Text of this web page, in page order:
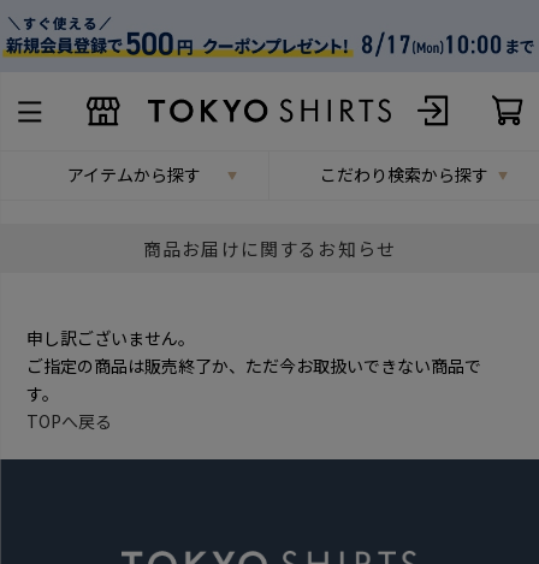
アイテムから探す こだわり検索から探す
商品お届けに関するお知らせ
申し訳ございません。
ご指定の商品は販売終了か、ただ今お取扱いできない商品で
す。
TOPへ戻る